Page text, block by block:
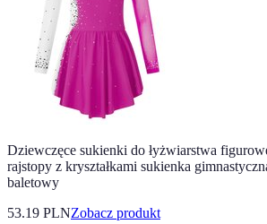
Dziewczęce sukienki do łyżwiarstwa
rajstopy z kryształkami sukienka
baletowy
53.19 PLNZobacz produkt